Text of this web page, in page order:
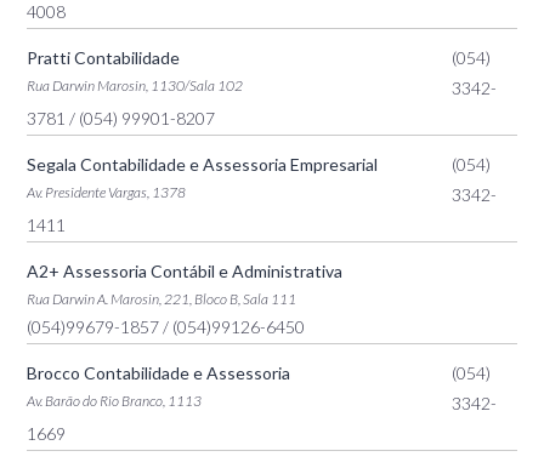
4008
Pratti Contabilidade
Rua Darwin Marosin, 1130/Sala 102
(054)
3342-
3781/ (054) 99901-8207
Segala Contabilidade e Assessoria Empresarial
Av. Presidente Vargas, 1378
(054)
3342-
1411
A2+ Assessoria Contábil e Administrativa
Rua Darwin A. Marosin, 221, Bloco B, Sala 111
(054)99679-1857/ (054)99126-6450
Brocco Contabilidade e Assessoria
Av. Barão do Rio Branco, 1113
(054)
3342-
1669